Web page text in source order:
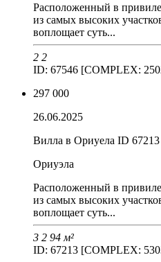
Расположенный в
из самых высоких
воплощает суть...
2 2
ID: 67546 [COMPLEX:
297 000
26.06.2025
Вилла в Ориуела ID
Ориуэла
Расположенный в
из самых высоких
воплощает суть...
3 2 94 м²
ID: 67213 [COMPLEX: